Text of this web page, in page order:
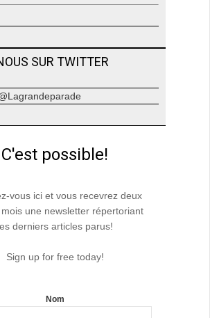
SUR TWITTER
C'est possible!
vous ici et vous recevrez deux
une newsletter répertoriant
derniers articles parus!
Sign up for free today!
Nom